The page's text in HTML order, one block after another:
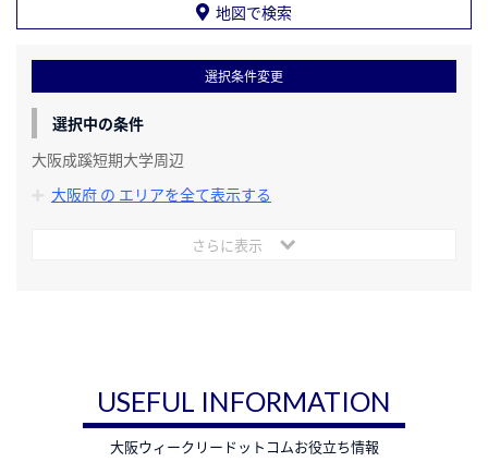
地図で検索
選択条件変更
選択中の条件
大阪成蹊短期大学周辺
大阪府 の エリアを全て表示する
さらに表示
USEFUL INFORMATION
大阪ウィークリードットコムお役立ち情報